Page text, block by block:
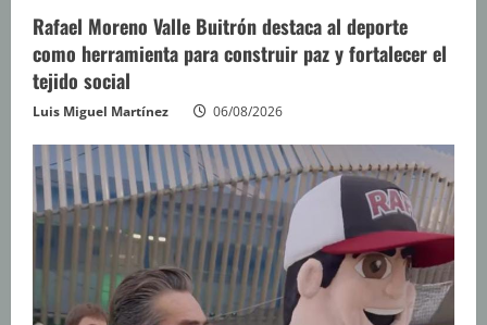
Rafael Moreno Valle Buitrón destaca al deporte
como herramienta para construir paz y fortalecer el
tejido social
Luis Miguel Martínez 06/08/2026